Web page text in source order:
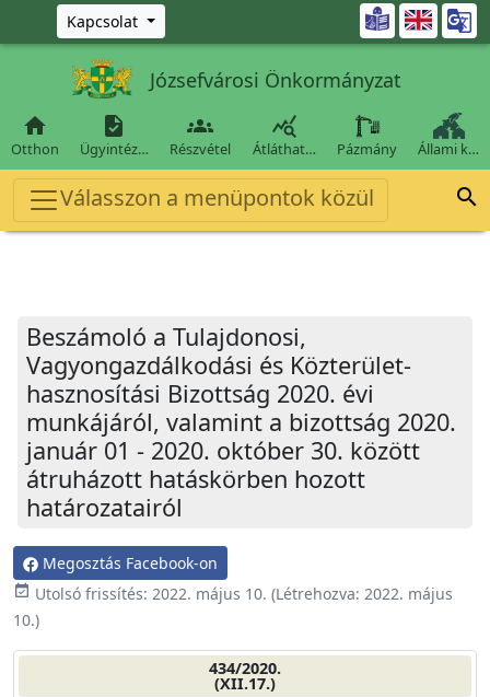
Ugrás a fő tartalomra
Kapcsolat 
Józsefvárosi Önkormányzat

Otthon

Ügyintéz…

Részvétel

Átláthat… Pázmány Állami k…
Válasszon a menüpontok közül 
Beszámoló a Tulajdonosi,
Vagyongazdálkodási és Közterület-
hasznosítási Bizottság 2020. évi
munkájáról, valamint a bizottság 2020.
január 01 - 2020. október 30. között
átruházott hatáskörben hozott
határozatairól
Megosztás Facebook-on
event_available Utolsó frissítés: 2022. május 10. (Létrehozva: 2022. május
10.)
434/2020.
(XII.17.)